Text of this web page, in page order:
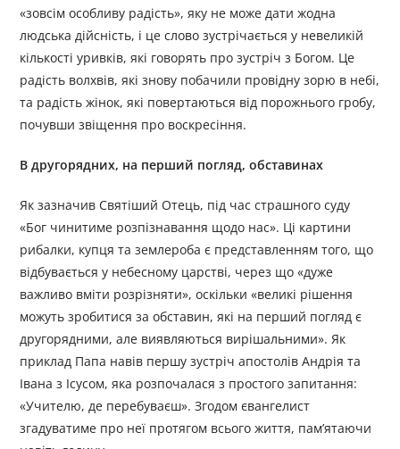
«зовсім особливу радість», яку не може дати жодна
людська дійсність, і це слово зустрічається у невеликій
кількості уривків, які говорять про зустріч з Богом. Це
радість волхвів, які знову побачили провідну зорю в небі,
та радість жінок, які повертаються від порожнього гробу,
почувши звіщення про воскресіння.
В другорядних, на перший погляд, обставинах
Як зазначив Святіший Отець, під час страшного суду
«Бог чинитиме розпізнавання щодо нас». Ці картини
рибалки, купця та землероба є представленням того, що
відбувається у небесному царстві, через що «дуже
важливо вміти розрізняти», оскільки «великі рішення
можуть зробитися за обставин, які на перший погляд є
другорядними, але виявляються вирішальними». Як
приклад Папа навів першу зустріч апостолів Андрія та
Івана з Ісусом, яка розпочалася з простого запитання:
«Учителю, де перебуваєш». Згодом євангелист
згадуватиме про неї протягом всього життя, пам’ятаючи